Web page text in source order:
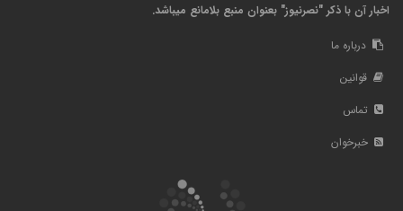
اخبار آن با ذکر "نصرنیوز" بعنوان منبع بلامانع میباشد.
درباره ما
قوانین
تماس
خبرخوان